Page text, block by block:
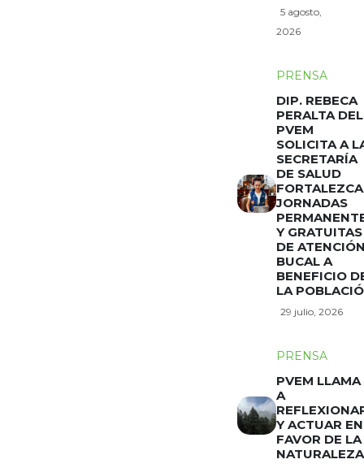
5 agosto,
2026
PRENSA
DIP. REBECA
PERALTA DEL
PVEM
SOLICITA A
SECRETARÍA
DE SALUD
FORTALEZCA
JORNADAS
Y GRATUITAS
DE
BUCAL A
BENEFICIO
LA
29 julio, 2026
PRENSA
PVEM LLAMA
A
Y ACTUAR EN
FAVOR DE LA
NATURALEZA